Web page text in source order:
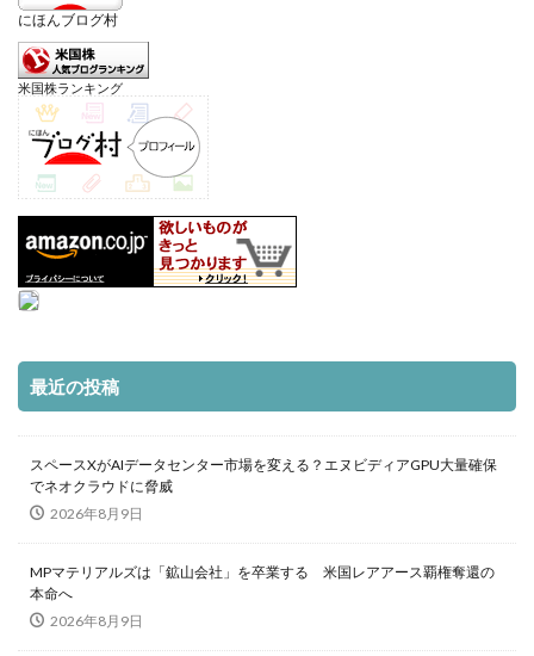
にほんブログ村
米国株ランキング
最近の投稿
スペースXがAIデータセンター市場を変える？エヌビディアGPU大量確保
でネオクラウドに脅威
2026年8月9日
MPマテリアルズは「鉱山会社」を卒業する 米国レアアース覇権奪還の
本命へ
2026年8月9日